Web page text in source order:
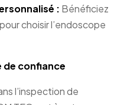
: Bénéficiez
choisir l’endoscope
de confiance
l’inspection de